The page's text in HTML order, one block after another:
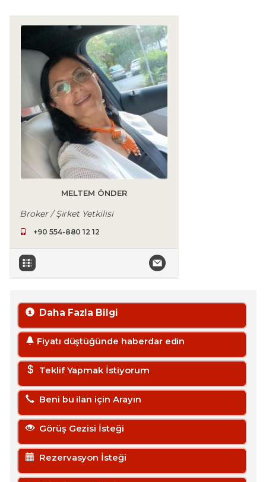
MELTEM ÖNDER
Broker / Şirket Yetkilisi
+90 554-880 12 12
Daha Fazla Bilgi
Fiyatı düştüğünde haberdar edin
Teklif Yapmak İstiyorum
Beni bu ilan için Arayın
Görüş Gezisi İsteği
Rezervasyon İsteği